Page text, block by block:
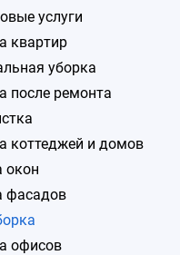
услуги
квартир
уборка
после ремонта
коттеджей и домов
окон
фасадов
офисов